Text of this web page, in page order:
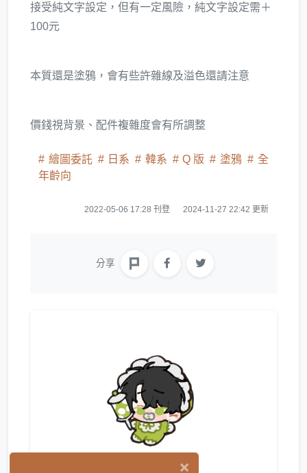
接受純文字設定，但有一定風險，純文字設定需＋
100元
本質還是塗鴉，會有些許雜線及溢色還請注意
價錢視背景、配件複雜度會有所調整
繪圖委託 日系 韓系 Q 版 塗鴉
全
年齡向
2022-05-06 17:28 刊登 2024-11-27 22:42 更新
分享
×